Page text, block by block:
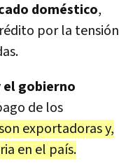
doméstico,
por la tensión
el gobierno
de los
exportadoras y,
en el país.